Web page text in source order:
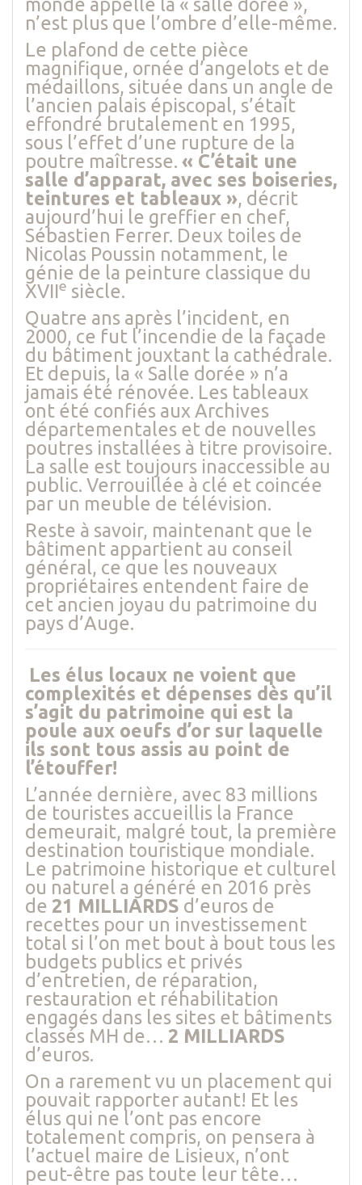
n’est plus que l’ombre d’elle-même.
Le plafond de cette pièce
magnifique, ornée d’angelots et de
médaillons, située dans un angle de
l’ancien palais épiscopal, s’était
effondré brutalement en 1995,
sous l’effet d’une rupture de la
poutre maîtresse. « C’était une
salle d’apparat, avec ses boiseries,
teintures et tableaux », décrit
aujourd’hui le greffier en chef,
Sébastien Ferrer. Deux toiles de
Nicolas Poussin notamment, le
génie de la peinture classique du
XVIIe siècle.
Quatre ans après l’incident, en
2000, ce fut l’incendie de la façade
du bâtiment jouxtant la cathédrale.
Et depuis, la « Salle dorée » n’a
jamais été rénovée. Les tableaux
ont été confiés aux Archives
départementales et de nouvelles
poutres installées à titre provisoire.
La salle est toujours inaccessible au
public. Verrouillée à clé et coincée
par un meuble de télévision.
Reste à savoir, maintenant que le
bâtiment appartient au conseil
général, ce que les nouveaux
propriétaires entendent faire de
cet ancien joyau du patrimoine du
pays d’Auge.
Les élus locaux ne voient que
complexités et dépenses dès qu’il
s’agit du patrimoine qui est la
poule aux oeufs d’or sur laquelle
ils sont tous assis au point de
l’étouffer!
L’année dernière, avec 83 millions
de touristes accueillis la France
demeurait, malgré tout, la première
destination touristique mondiale.
Le patrimoine historique et culturel
ou naturel a généré en 2016 près
de 21 MILLIARDS d’euros de
recettes pour un investissement
total si l’on met bout à bout tous les
budgets publics et privés
d’entretien, de réparation,
restauration et réhabilitation
engagés dans les sites et bâtiments
classés MH de… 2 MILLIARDS
d’euros.
On a rarement vu un placement qui
pouvait rapporter autant! Et les
élus qui ne l’ont pas encore
totalement compris, on pensera à
l’actuel maire de Lisieux, n’ont
peut-être pas toute leur tête…